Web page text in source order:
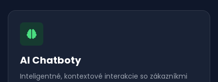
AI Chatboty
Inteligentné, kontextové interakcie so zákazníkmi